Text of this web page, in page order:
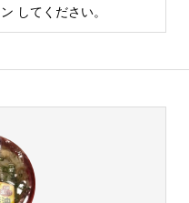
してください。